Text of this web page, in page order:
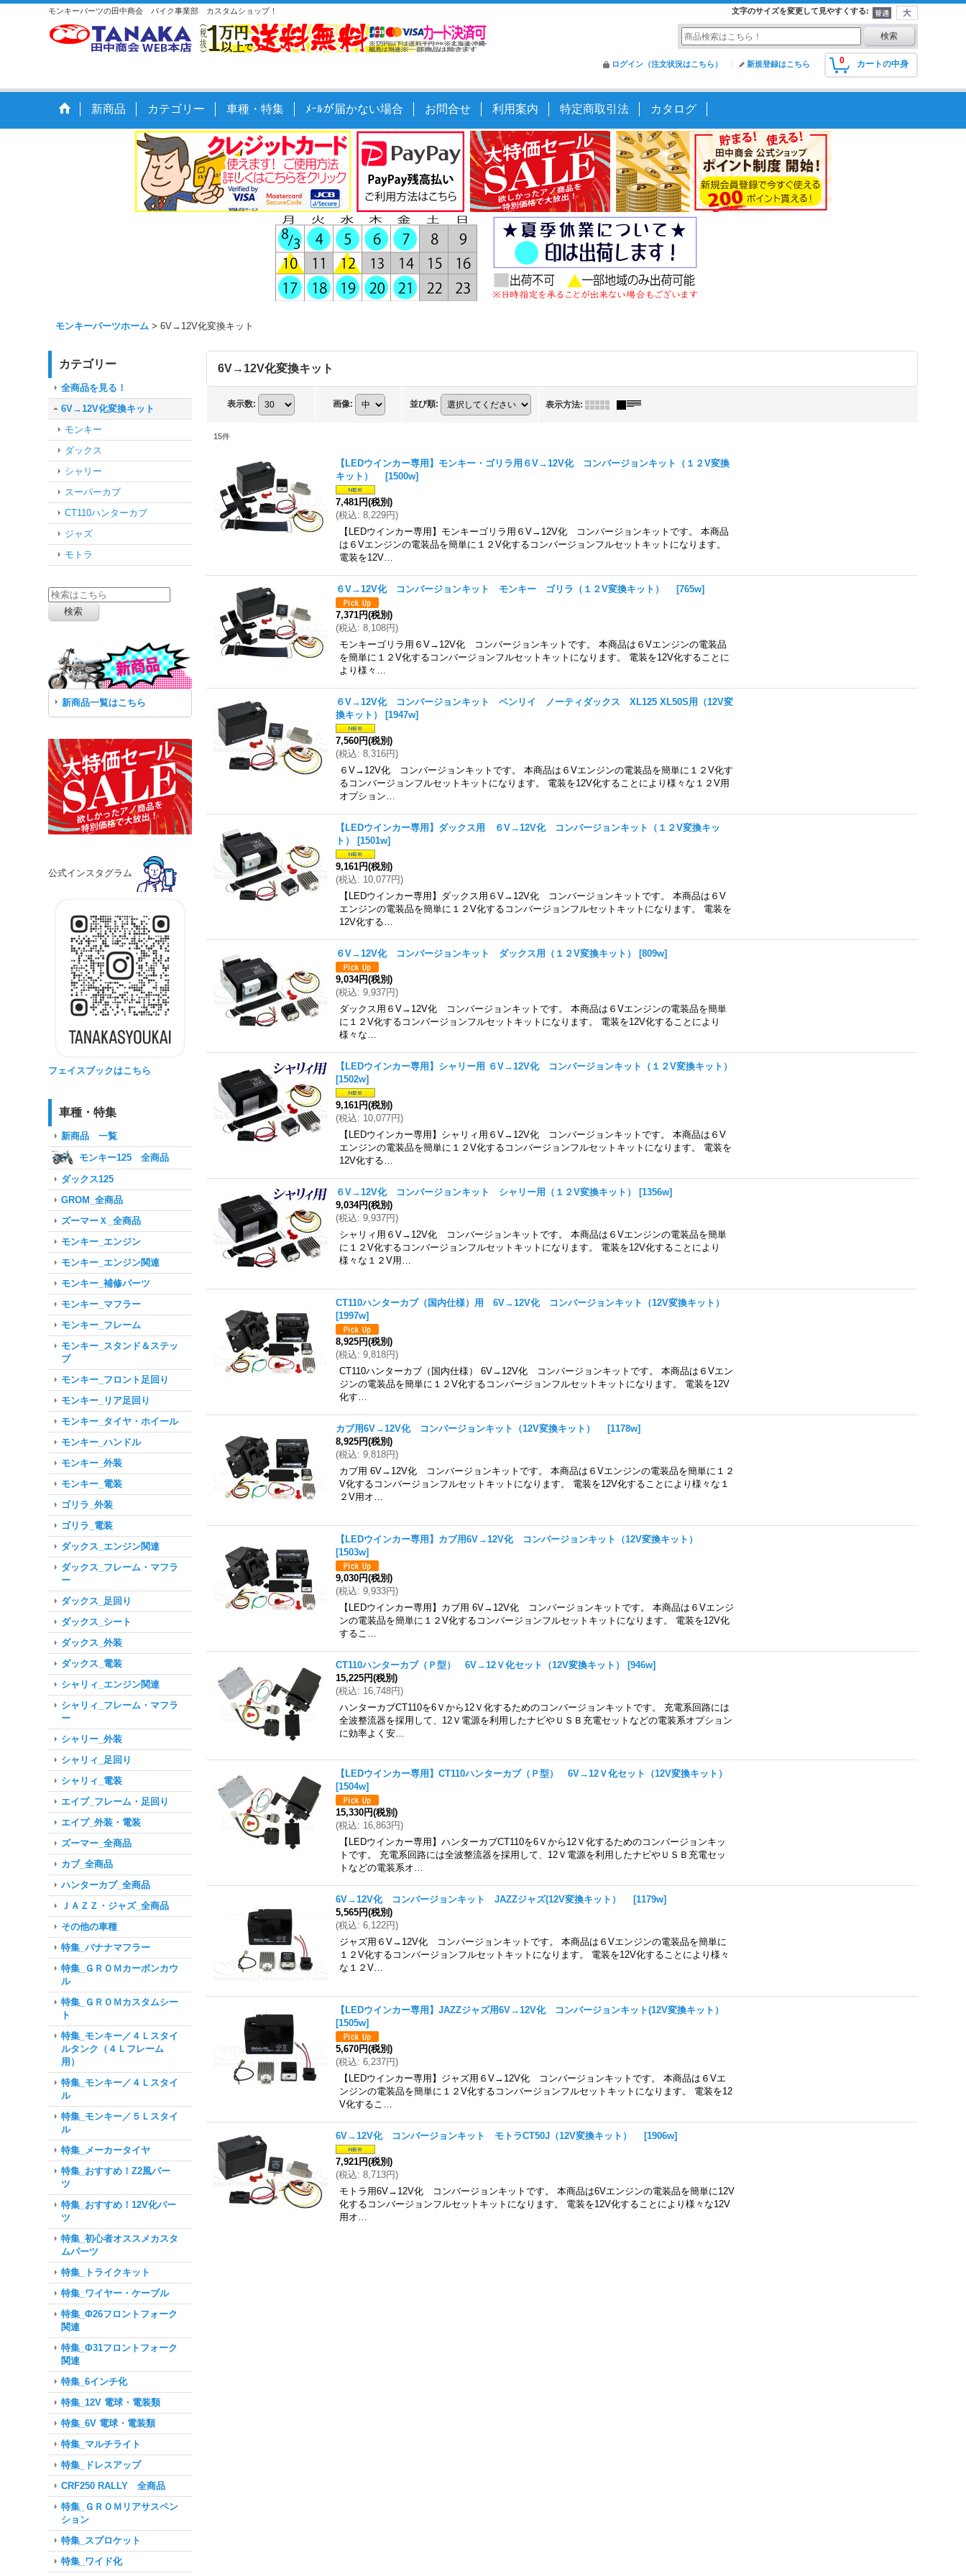
モンキーパーツの田中商会 バイク事業部 カスタムショップ！ 文字のサイズを変更して見やすくする:
0 カートの中身
ログイン（注文状況はこちら） 新規登録はこちら
新商品 カテゴリー 車種・特集 ﾒｰﾙが届かない場合 お問合せ 利用案内 特定商取引法 カタログ
モンキーパーツホーム > 6V→12V化変換キット
カテゴリー
全商品を見る！
6V→12V化変換キット
モンキー
ダックス
シャリー
スーパーカブ
CT110ハンターカブ
ジャズ
モトラ
新商品一覧はこちら
公式インスタグラム
フェイスブックはこちら
車種・特集
新商品 一覧
モンキー125 全商品
ダックス125
GROM_全商品
ズーマーＸ_全商品
モンキー_エンジン
モンキー_エンジン関連
モンキー_補修パーツ
モンキー_マフラー
モンキー_フレーム
モンキー_スタンド＆ステッ
プ
モンキー_フロント足回り
モンキー_リア足回り
モンキー_タイヤ・ホイール
モンキー_ハンドル
モンキー_外装
モンキー_電装
ゴリラ_外装
ゴリラ_電装
ダックス_エンジン関連
ダックス_フレーム・マフラ
ー
ダックス_足回り
ダックス_シート
ダックス_外装
ダックス_電装
シャリィ_エンジン関連
シャリィ_フレーム・マフラ
ー
シャリー_外装
シャリィ_足回り
シャリィ_電装
エイプ_フレーム・足回り
エイプ_外装・電装
ズーマー_全商品
カブ_全商品
ハンターカブ_全商品
ＪＡＺＺ・ジャズ_全商品
その他の車種
特集_バナナマフラー
特集_ＧＲＯＭカーボンカウ
ル
特集_ＧＲＯＭカスタムシー
ト
特集_モンキー／４Ｌスタイ
ルタンク（４Ｌフレーム
用）
特集_モンキー／４Ｌスタイ
ル
特集_モンキー／５Ｌスタイ
ル
特集_メーカータイヤ
特集_おすすめ！Z2風パー
ツ
特集_おすすめ！12V化パー
ツ
特集_初心者オススメカスタ
ムパーツ
特集_トライクキット
特集_ワイヤー・ケーブル
特集_Φ26フロントフォーク
関連
特集_Φ31フロントフォーク
関連
特集_6インチ化
特集_12V 電球・電装類
特集_6V 電球・電装類
特集_マルチライト
特集_ドレスアップ
CRF250 RALLY 全商品
特集_ＧＲＯＭリアサスペン
ション
特集_スプロケット
特集_ワイド化
6V→12V化変換キット
表示数: 画像: 並び順: 表示方法:
15件
【LEDウインカー専用】モンキー・ゴリラ用６V→12V化 コンバージョンキット（１２V変換
キット）
[1500w]
7,481円(税別)
(税込: 8,229円)
【LEDウインカー専用】モンキーゴリラ用６V→12V化 コンバージョンキットです。 本商品
は６Vエンジンの電装品を簡単に１２V化するコンバージョンフルセットキットになります。
電装を12V…
６V→12V化 コンバージョンキット モンキー ゴリラ（１２V変換キット） [765w]
7,371円(税別)
(税込: 8,108円)
モンキーゴリラ用６V→12V化 コンバージョンキットです。 本商品は６Vエンジンの電装品
を簡単に１２V化するコンバージョンフルセットキットになります。 電装を12V化することに
より様々…
６V→12V化 コンバージョンキット ベンリイ ノーティダックス XL125 XL50S用（12V変
換キット）
[1947w]
7,560円(税別)
(税込: 8,316円)
６V→12V化 コンバージョンキットです。 本商品は６Vエンジンの電装品を簡単に１２V化す
るコンバージョンフルセットキットになります。 電装を12V化することにより様々な１２V用
オプション…
【LEDウインカー専用】ダックス用 ６V→12V化 コンバージョンキット（１２V変換キッ
ト）
[1501w]
9,161円(税別)
(税込: 10,077円)
【LEDウインカー専用】ダックス用６V→12V化 コンバージョンキットです。 本商品は６V
エンジンの電装品を簡単に１２V化するコンバージョンフルセットキットになります。 電装を
12V化する…
６V→12V化 コンバージョンキット ダックス用（１２V変換キット） [809w]
9,034円(税別)
(税込: 9,937円)
ダックス用６V→12V化 コンバージョンキットです。 本商品は６Vエンジンの電装品を簡単
に１２V化するコンバージョンフルセットキットになります。 電装を12V化することにより
様々な…
【LEDウインカー専用】シャリー用 ６V→12V化 コンバージョンキット（１２V変換キット）
[1502w]
9,161円(税別)
(税込: 10,077円)
【LEDウインカー専用】シャリィ用６V→12V化 コンバージョンキットです。 本商品は６V
エンジンの電装品を簡単に１２V化するコンバージョンフルセットキットになります。 電装を
12V化する…
６V→12V化 コンバージョンキット シャリー用（１２V変換キット） [1356w]
9,034円(税別)
(税込: 9,937円)
シャリィ用６V→12V化 コンバージョンキットです。 本商品は６Vエンジンの電装品を簡単
に１２V化するコンバージョンフルセットキットになります。 電装を12V化することにより
様々な１２V用…
CT110ハンターカブ（国内仕様）用 6V→12V化 コンバージョンキット（12V変換キット）
[1997w]
8,925円(税別)
(税込: 9,818円)
CT110ハンターカブ（国内仕様） 6V→12V化 コンバージョンキットです。 本商品は６Vエン
ジンの電装品を簡単に１２V化するコンバージョンフルセットキットになります。 電装を12V
化す…
カブ用6V→12V化 コンバージョンキット（12V変換キット） [1178w]
8,925円(税別)
(税込: 9,818円)
カブ用 6V→12V化 コンバージョンキットです。 本商品は６Vエンジンの電装品を簡単に１２
V化するコンバージョンフルセットキットになります。 電装を12V化することにより様々な１
２V用オ…
【LEDウインカー専用】カブ用6V→12V化 コンバージョンキット（12V変換キット）
[1503w]
9,030円(税別)
(税込: 9,933円)
【LEDウインカー専用】カブ用 6V→12V化 コンバージョンキットです。 本商品は６Vエンジ
ンの電装品を簡単に１２V化するコンバージョンフルセットキットになります。 電装を12V化
するこ…
CT110ハンターカブ（Ｐ型） 6V→12Ｖ化セット（12V変換キット） [946w]
15,225円(税別)
(税込: 16,748円)
ハンターカブCT110を6Ｖから12Ｖ化するためのコンバージョンキットです。 充電系回路には
全波整流器を採用して、12Ｖ電源を利用したナビやＵＳＢ充電セットなどの電装系オプション
に効率よく安…
【LEDウインカー専用】CT110ハンターカブ（Ｐ型） 6V→12Ｖ化セット（12V変換キット）
[1504w]
15,330円(税別)
(税込: 16,863円)
【LEDウインカー専用】ハンターカブCT110を6Ｖから12Ｖ化するためのコンバージョンキッ
トです。 充電系回路には全波整流器を採用して、12Ｖ電源を利用したナビやＵＳＢ充電セッ
トなどの電装系オ…
6V→12V化 コンバージョンキット JAZZジャズ(12V変換キット） [1179w]
5,565円(税別)
(税込: 6,122円)
ジャズ用６V→12V化 コンバージョンキットです。 本商品は６Vエンジンの電装品を簡単に
１２V化するコンバージョンフルセットキットになります。 電装を12V化することにより様々
な１２V…
【LEDウインカー専用】JAZZジャズ用6V→12V化 コンバージョンキット(12V変換キット）
[1505w]
5,670円(税別)
(税込: 6,237円)
【LEDウインカー専用】ジャズ用６V→12V化 コンバージョンキットです。 本商品は６Vエ
ンジンの電装品を簡単に１２V化するコンバージョンフルセットキットになります。 電装を12
V化するこ…
6V→12V化 コンバージョンキット モトラCT50J（12V変換キット） [1906w]
7,921円(税別)
(税込: 8,713円)
モトラ用6V→12V化 コンバージョンキットです。 本商品は6Vエンジンの電装品を簡単に12V
化するコンバージョンフルセットキットになります。 電装を12V化することにより様々な12V
用オ…